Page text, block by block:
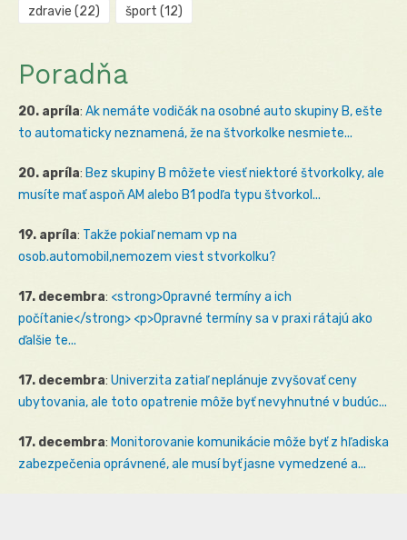
zdravie (22) šport (12)
Poradňa
20. apríla: Ak nemáte vodičák na osobné auto skupiny B, ešte
to automaticky neznamená, že na štvorkolke nesmiete...
20. apríla: Bez skupiny B môžete viesť niektoré štvorkolky, ale
musíte mať aspoň AM alebo B1 podľa typu štvorkol...
19. apríla: Takže pokiaľ nemam vp na
osob.automobil,nemozem viest stvorkolku?
17. decembra: <strong>Opravné termíny a ich
počítanie</strong> <p>Opravné termíny sa v praxi rátajú ako
ďalšie te...
17. decembra: Univerzita zatiaľ neplánuje zvyšovať ceny
ubytovania, ale toto opatrenie môže byť nevyhnutné v budúc...
17. decembra: Monitorovanie komunikácie môže byť z hľadiska
zabezpečenia oprávnené, ale musí byť jasne vymedzené a...